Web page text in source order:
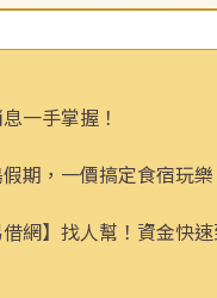
一手掌握！
期，一價搞定食宿玩
網】找人幫！資金快